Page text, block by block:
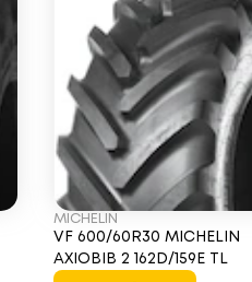
MICHELIN
VF 600/60R30 MICHELIN
AXIOBIB 2 162D/159E TL